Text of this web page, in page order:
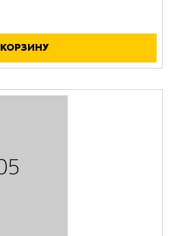
КОРЗИНУ